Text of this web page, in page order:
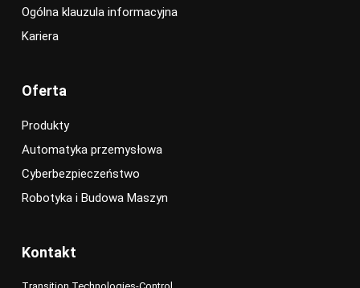
Ogólna klauzula informacyjna
Kariera
Oferta
Produkty
Automatyka przemysłowa
Cyberbezpieczeństwo
Robotyka i Budowa Maszyn
Kontakt